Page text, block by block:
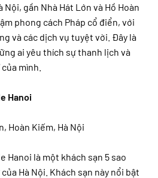
gần Nhà Hát Lớn và Hồ Hoàn
phong cách Pháp cổ điển, với
và các dịch vụ tuyệt vời. Đây là
ai yêu thích sự thanh lịch và
mình.
Hanoi
Hoàn Kiếm, Hà Nội
là một khách sạn 5 sao
Hà Nội. Khách sạn này nổi bật